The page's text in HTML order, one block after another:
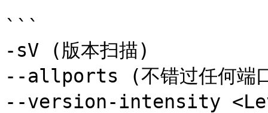
```
-sV (版本扫描)
--allports (不错过任何端
--version-intensity